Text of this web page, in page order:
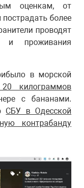
оценкам, от
более
проводят
проживания
в морской
килограммов
с бананами.
СБУ в Одесской
контрабанду